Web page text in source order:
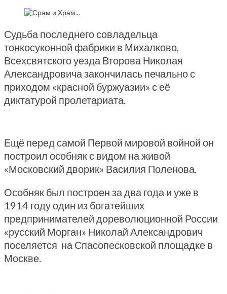
Судьба последнего совладельца
тонкосуконной фабрики в Михалково,
Всехсвятского уезда Второва Николая
Александровича закончилась печально с
приходом «красной буржуазии» с её
диктатурой пролетариата.
Ещё перед самой Первой мировой войной он
построил особняк с видом на живой
«Московский дворик» Василия Поленова.
Особняк был построен за два года и уже в
1914 году один из богатейших
предпринимателей дореволюционной России
«русский Морган» Николай Александрович
поселяется на Спасопесковской площадке в
Москве.